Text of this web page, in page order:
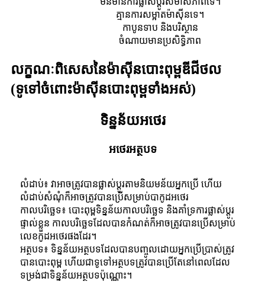
គ្មានការសម្អាតម៉ាស៊ីនទេ។
កាបូនទាប និងបរិស្ថាន
ចំណាយមានប្រសិទ្ធិភាព
លក្ខណៈពិសេសនៃម៉ាស៊ីនបោះពុម្ពឌីជីថល
(ទូទៅចំពោះម៉ាស៊ីនបោះពុម្ពទាំងអស់)
ទិន្នន័យអថេរ
អថេរអត្ថបទ
លំដាប់៖ វា​អាច​ត្រូវ​បាន​ផ្លាស់​ប្តូ​រ​តាម​និយមន័យ​អ្នក​ប្រើ ហើយ​
លំដាប់​សំណុំ​ក៏​អាច​ត្រូវ​បាន​ប្រើ​សម្រាប់​បាកូដ​អថេរ
កាលបរិច្ឆេទ៖ បោះពុម្ពទិន្នន័យកាលបរិច្ឆេទ និងគាំទ្រការផ្លាស់ប្តូរ
ផ្ទាល់ខ្លួន កាលបរិច្ឆេទដែលបានកំណត់ក៏អាចត្រូវបានប្រើសម្រាប់
លេខកូដអថេរផងដែរ។
អត្ថបទ៖ ទិន្នន័យអត្ថបទដែលបានបញ្ចូលដោយអ្នកប្រើប្រាស់ត្រូវ
បានបោះពុម្ព ហើយជាទូទៅអត្ថបទត្រូវបានប្រើតែនៅពេលដែល
ទម្រង់ជាទិន្នន័យអត្ថបទប៉ុណ្ណោះ។